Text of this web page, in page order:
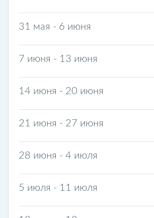
31 мая - 6 июня
7 июня - 13 июня
14 июня - 20 июня
21 июня - 27 июня
28 июня - 4 июля
5 июля - 11 июля